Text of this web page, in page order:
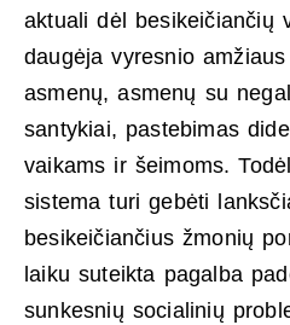
aktuali dėl besikeičiančių
daugėja vyresnio
asmenų, asmenų su
santykiai, pastebimas
vaikams ir šeimoms.
sistema turi gebėti
besikeičiančius žmonių
laiku suteikta pagalba
sunkesnių socialinių